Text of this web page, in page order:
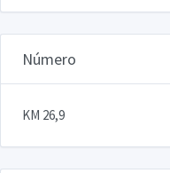
Número
KM 26,9